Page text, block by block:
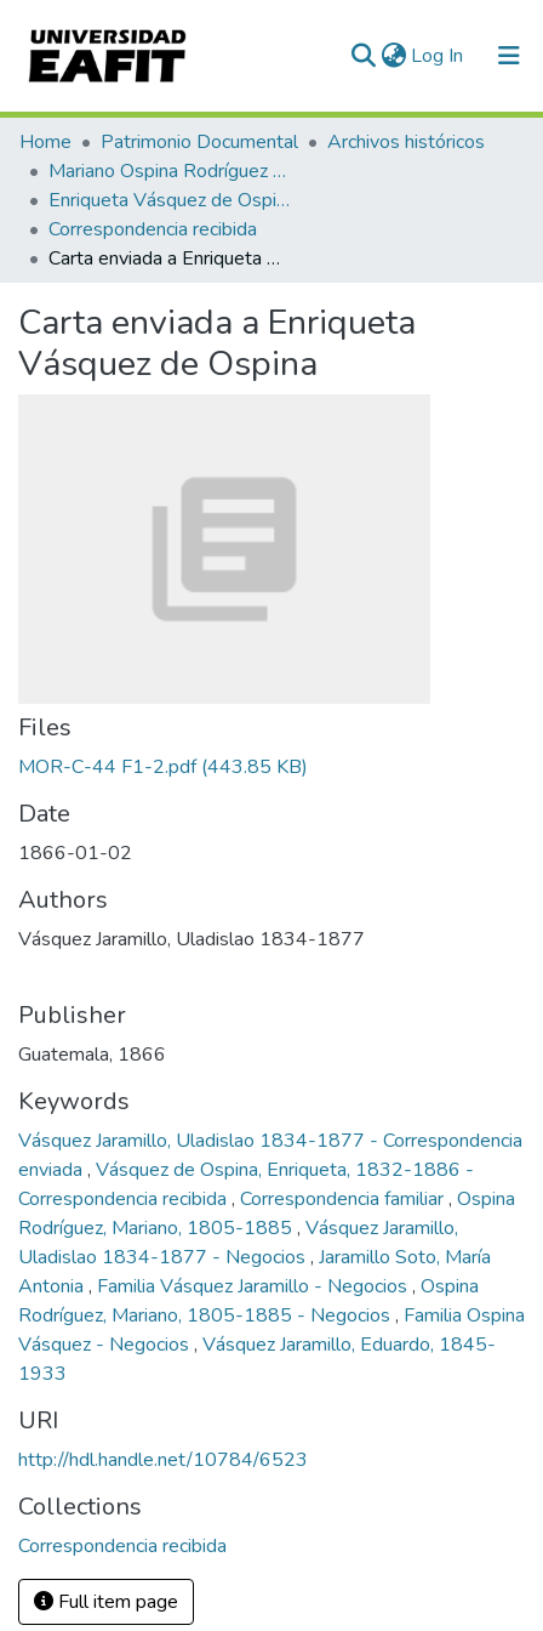
Log In (current)
Communities & Collections
All of DSpace
Statistics
Home Patrimonio Documental
Archivos históricos
Mariano Ospina Rodríguez (1826 -1912)
Enriqueta Vásquez de Ospina
Correspondencia recibida
Carta enviada a Enriqueta Vásquez de Ospina
Carta enviada a Enriqueta
Vásquez de Ospina
Files
MOR-C-44 F1-2.pdf(443.85 KB)
Date
1866-01-02
Authors
Vásquez Jaramillo, Uladislao 1834-1877
Publisher
Guatemala, 1866
Keywords
Vásquez Jaramillo, Uladislao 1834-1877 - Correspondencia
enviada , Vásquez de Ospina, Enriqueta, 1832-1886 -
Correspondencia recibida , Correspondencia familiar, Ospina
Rodríguez, Mariano, 1805-1885 , Vásquez Jaramillo,
Uladislao 1834-1877 - Negocios , Jaramillo Soto, María
Antonia , Familia Vásquez Jaramillo - Negocios , Ospina
Rodríguez, Mariano, 1805-1885 - Negocios , Familia Ospina
Vásquez - Negocios , Vásquez Jaramillo, Eduardo, 1845-
1933
URI
http://hdl.handle.net/10784/6523
Collections
Correspondencia recibida
Full item page